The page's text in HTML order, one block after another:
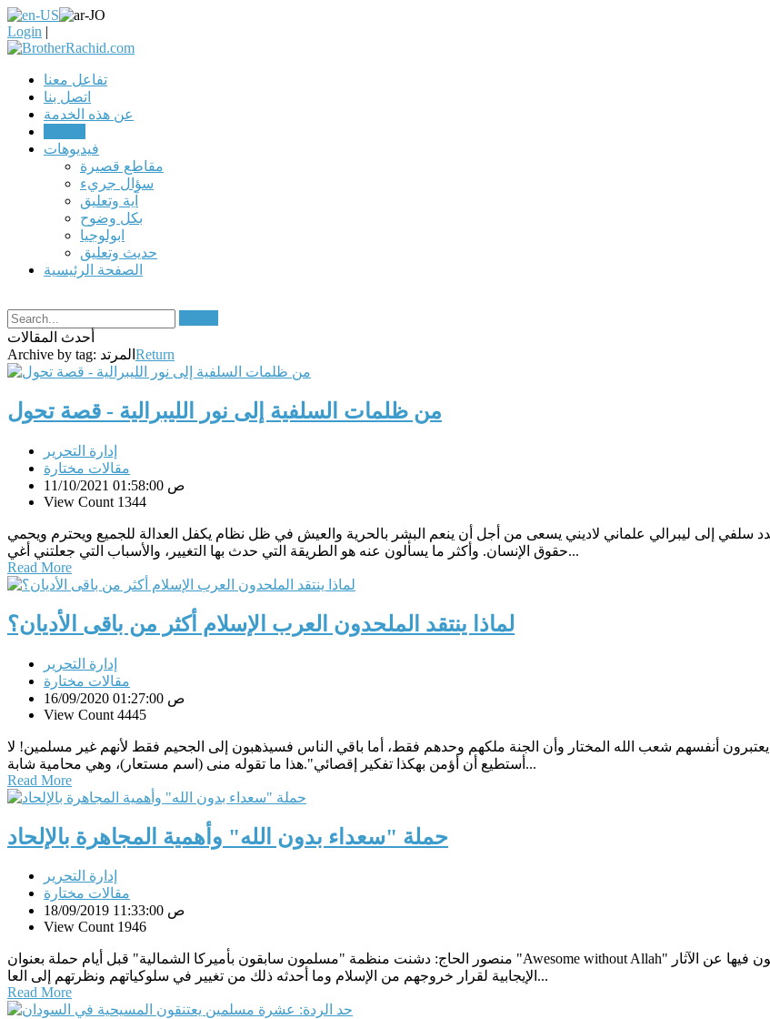
Login |
تفاعل معنا
اتصل بنا
عن هذه الخدمة
فيديوهات
مقاطع قصيرة
سؤال جريء
آية وتعليق
بكل وضوح
ابولوجيا
حديث وتعليق
الصفحة الرئيسية
أحدث المقالات
Archive by tag: المرتد Return
من ظلمات السلفية إلى نور الليبرالية - قصة تحول
إدارة التحرير
مقالات مختارة
11/10/2021 01:58:00 ص
View Count 1344
إلى ليبرالي علماني لاديني يسعى من أجل أن ينعم البشر بالحرية والعيش في ظل نظام يكفل العدالة للجميع ويحترم ويحمي
حقوق الإنسان. وأكثر ما يسألون عنه هو الطريقة التي حدث بها التغيير، والأسباب التي جعلتني أغي...
Read More
لماذا ينتقد الملحدون العرب الإسلام أكثر من باقى الأديان؟
إدارة التحرير
مقالات مختارة
16/09/2020 01:27:00 ص
View Count 4445
أنفسهم شعب الله المختار وأن الجنة ملكهم وحدهم فقط، أما باقي الناس فسيذهبون إلى الجحيم فقط لأنهم غير مسلمين! لا
أستطيع أن أؤمن بهكذا تفكير إقصائي".هذا ما تقوله منى (اسم مستعار)، وهي محامية شابة...
Read More
حملة "سعداء بدون الله" وأهمية المجاهرة بالإلحاد
إدارة التحرير
مقالات مختارة
18/09/2019 11:33:00 ص
View Count 1946
منصور الحاج: دشنت منظمة "مسلمون سابقون بأميركا الشمالية" قبل أيام حملة بعنوان "Awesome without Allah" أو "سعداء بدون الله" على شبكات التواصل الاجتماعي تحدث المشاركون فيها عن الآثار
الإيجابية لقرار خروجهم من الإسلام وما أحدثه ذلك من تغيير في سلوكياتهم ونظرتهم إلى العا...
Read More